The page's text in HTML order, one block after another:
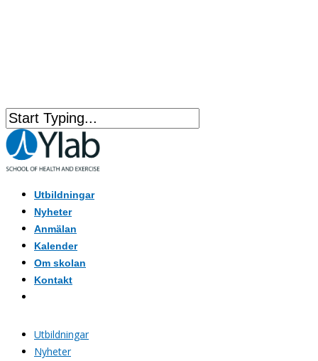
Utbildningar
Nyheter
Anmälan
Kalender
Om skolan
Kontakt
Utbildningar
Nyheter